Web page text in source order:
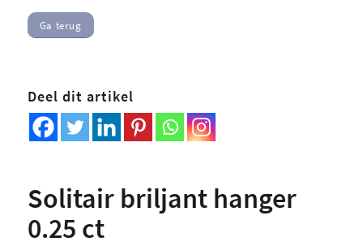
Ga terug
Deel dit artikel
Solitair briljant hanger
0.25 ct